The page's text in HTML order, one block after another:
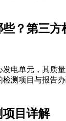
？第三方
发电单元，其
检测项目与报告
项目详解